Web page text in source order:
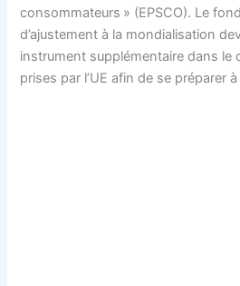
consommateurs » (EPSCO). Le
d’ajustement à la mondialisation
instrument supplémentaire dans le
prises par l’UE afin de se préparer